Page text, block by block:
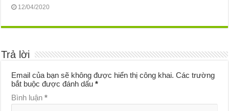
12/04/2020
Trả lời
Email của bạn sẽ không được hiển thị công khai. Các trường
bắt buộc được đánh dấu*
Bình luận*